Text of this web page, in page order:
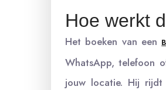
Hoe werkt
Het boeken van een
WhatsApp, telefoon
jouw locatie. Hij